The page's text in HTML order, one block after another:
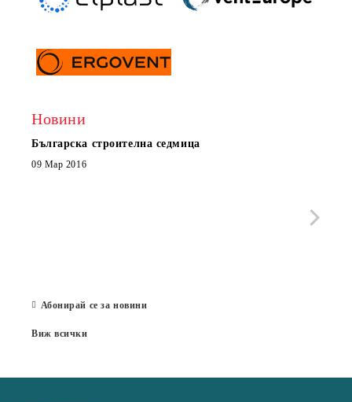
Новини
Българска строителна седмица
09 Мар 2016
Абонирай се за новини
Виж всички